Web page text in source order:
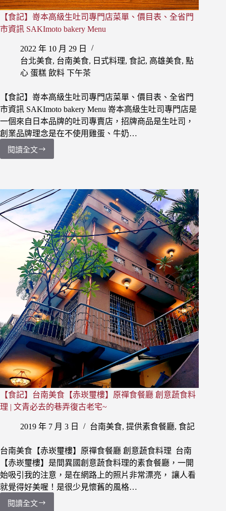
【食記】嵜本高級生吐司專門店菜單、價目表、全省門
市資訊 SAKImoto bakery Menu
2022 年 10 月 29 日
台北美食, 台南美食, 日式料理, 食記, 高雄美食, 點
心 蛋糕 飲料 下午茶
【食記】嵜本高級生吐司專門店菜單、價目表、全省門
市資訊 SAKImoto bakery Menu 嵜本高級生吐司專門店是
一個來自日本品牌的吐司專賣店，招牌商品是生吐司，
創業品牌理念是在不使用雞蛋、牛奶…
閱讀全文
【食
高
級
吐
司
專
門
店
菜
單、
價
目
表、
全
省
門
市
資
訊
SAKImoto
bakery
【食記】台南美食【赤崁璽樓】原禪食餐廳 創意蔬食料
理 | 文青必去的巷弄復古老宅~
2019 年 7 月 3 日 台南美食, 提供素食餐廳, 食記
台南美食【赤崁璽樓】原禪食餐廳 創意蔬食料理 台南
【赤崁璽樓】是間異國創意蔬食料理的素食餐廳，一開
始吸引我的注意，是在網路上的照片非常漂亮， 讓人看
就覺得好美喔！是很少見懷舊的風格…
閱讀全文
【食